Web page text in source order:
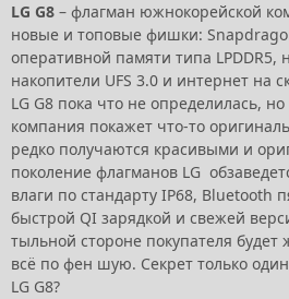
LG G8 – флагман южнокорейской
новые и топовые фишки:
оперативной памяти типа LPDDR5,
накопители UFS 3.0 и интернет на
LG G8 пока что не определилась,
компания покажет что-то
редко получаются красивыми и
поколение флагманов LG
влаги по стандарту IP68, Bluetooth
быстрой QI зарядкой и свежей
тыльной стороне покупателя будет
всё по фен шую. Секрет только
LG G8?